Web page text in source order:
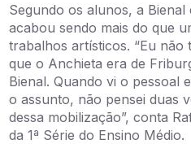
Segundo os alunos, a Bienal
acabou sendo mais do que
trabalhos artísticos. “Eu
que o Anchieta era de
Bienal. Quando vi o pessoal
o assunto, não pensei duas
dessa mobilização”, conta
da 1ª Série do Ensino Médio.